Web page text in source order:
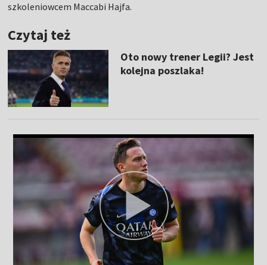
szkoleniowcem Maccabi Hajfa.
Czytaj też
Oto nowy trener Legii? Jest
kolejna poszlaka!